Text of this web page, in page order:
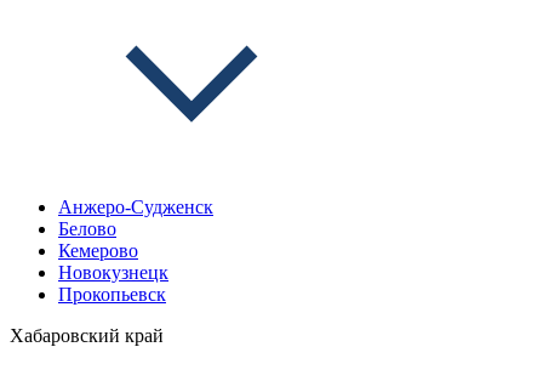
Анжеро-Судженск
Белово
Кемерово
Новокузнецк
Прокопьевск
Хабаровский край